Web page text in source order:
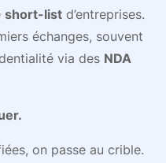
short-list d’entreprises.
échanges, souvent
via des NDA
on passe au crible.